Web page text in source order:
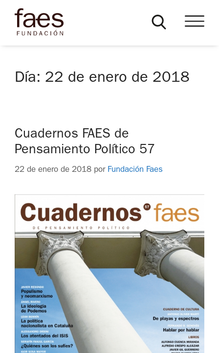
Día: 22 de enero de 2018
Cuadernos FAES de
Pensamiento Político 57
22 de enero de 2018 por Fundación Faes